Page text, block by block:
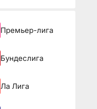
Премьер-лига
Бундеслига
Ла Лига